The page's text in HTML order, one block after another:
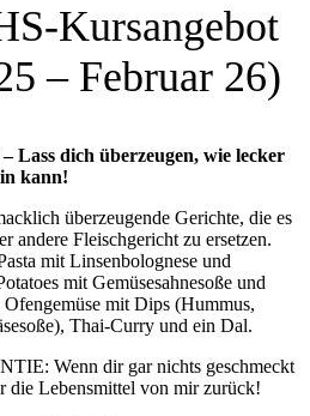
Kursangebot
– Februar 26)
Lass dich überzeugen, wie lecker
kann!
überzeugende Gerichte, die es
andere Fleischgericht zu ersetzen.
mit Linsenbolognese und
mit Gemüsesahnesoße und
mit Dips (Hummus,
Thai-Curry und ein Dal.
Wenn dir gar nichts geschmeckt
die Lebensmittel von mir zurück!